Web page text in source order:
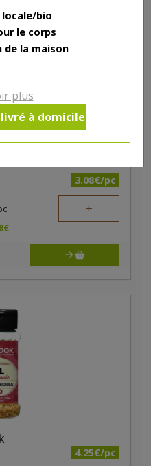
locale/bio
le corps
de la maison
plus
à domicile
3.08€/pc
+
€
4.25€/pc